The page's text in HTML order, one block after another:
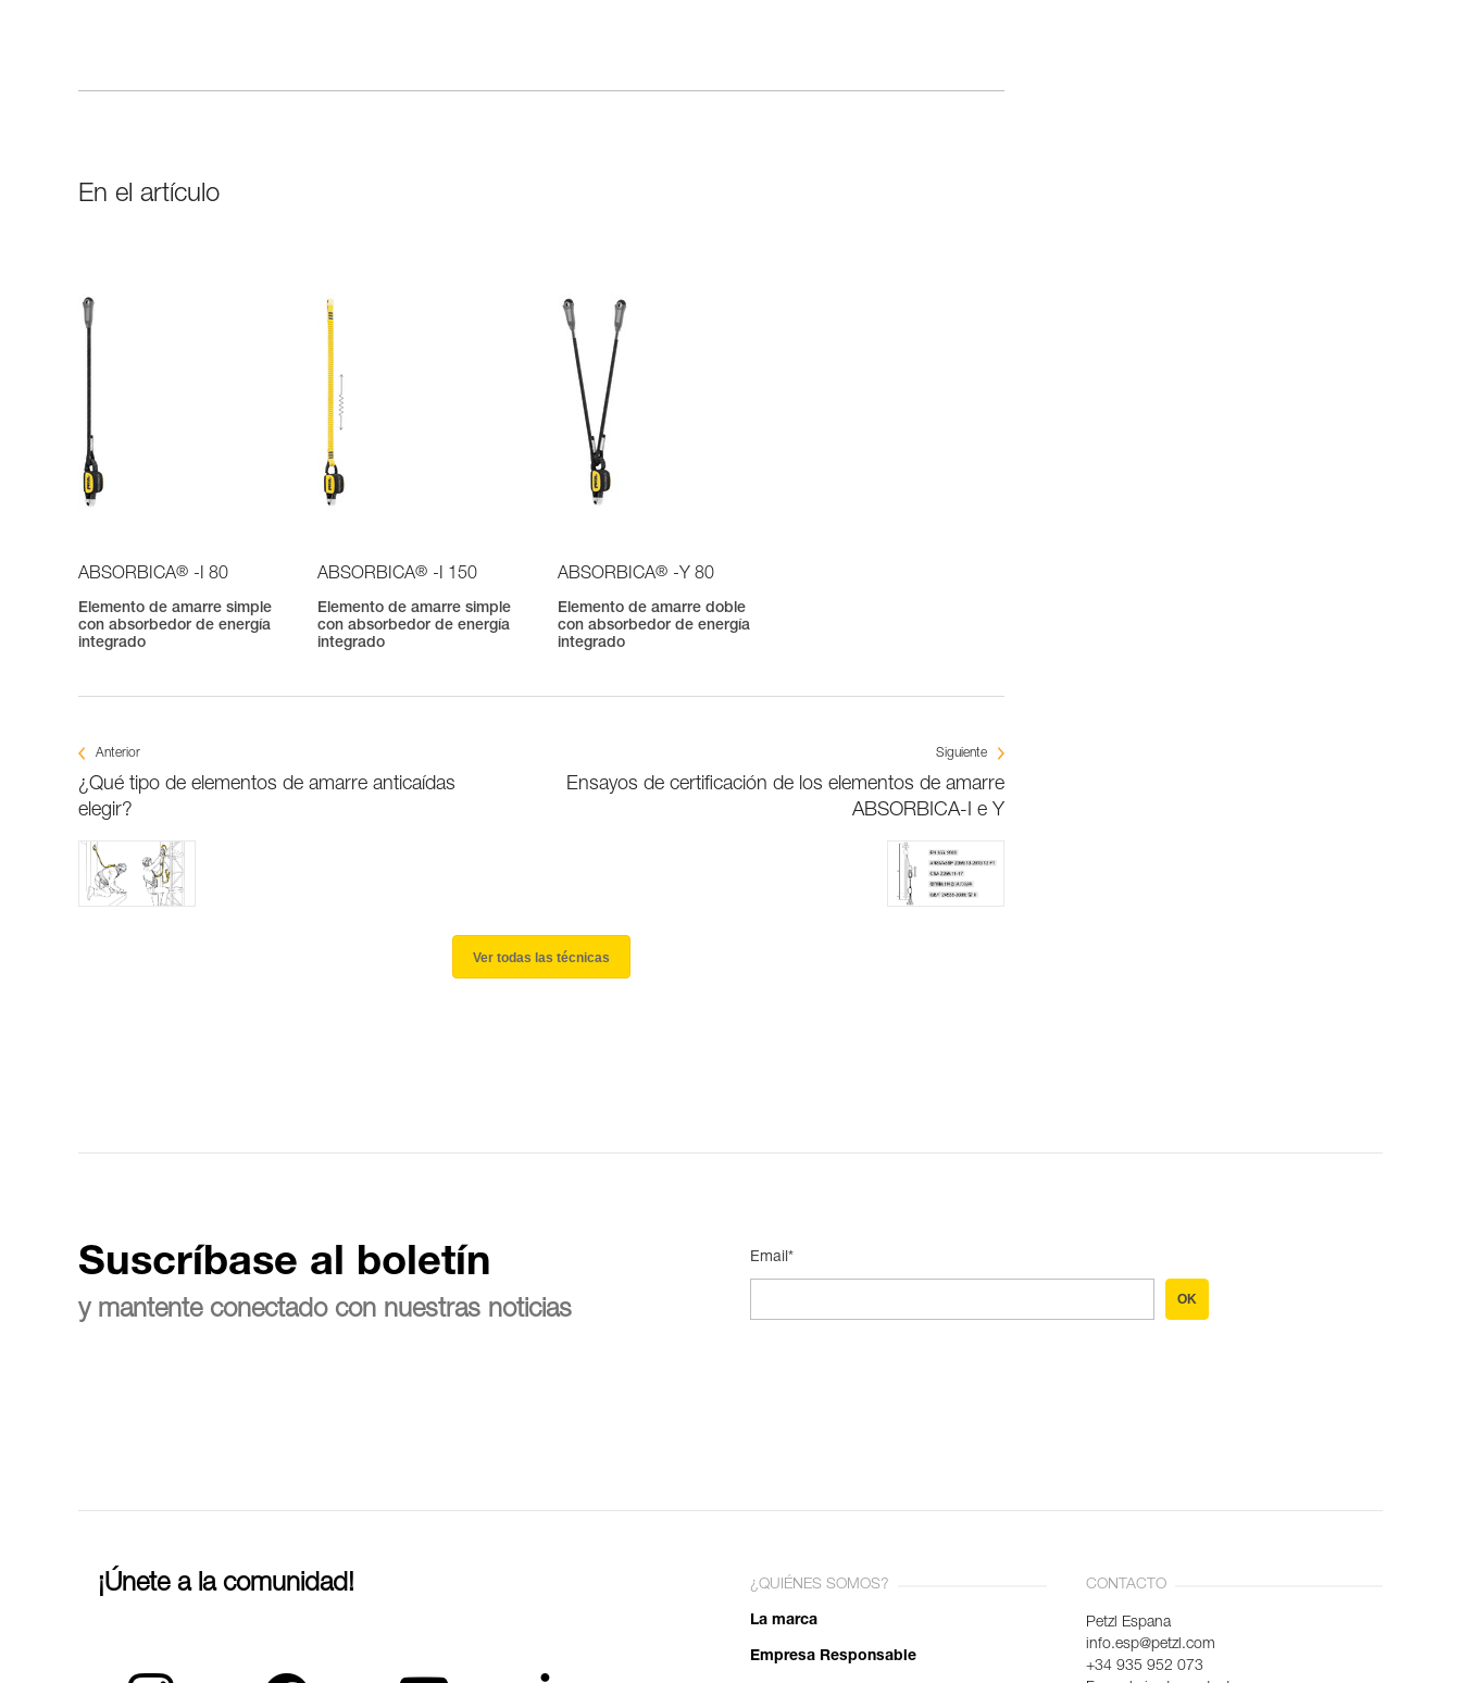
En el artículo
ABSORBICA® -I 80
Elemento de amarre simple
con absorbedor de energía
integrado
ABSORBICA® -I 150
Elemento de amarre simple
con absorbedor de energía
integrado
ABSORBICA® -Y 80
Elemento de amarre doble
con absorbedor de energía
integrado
Anterior
¿Qué tipo de elementos de amarre anticaídas
elegir?
Siguiente
Ensayos de certificación de los elementos de amarre
ABSORBICA-I e Y
Ver todas las técnicas
Suscríbase al boletín
y mantente conectado con nuestras noticias
Email*
OK
¡Únete a la comunidad! ¿QUIÉNES SOMOS?
La marca
Empresa Responsable
CONTACTO
Petzl Espana
info.esp@petzl.com
+34 935 952 073